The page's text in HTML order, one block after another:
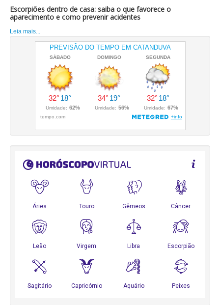
Escorpiões dentro de casa: saiba o que favorece o
aparecimento e como prevenir acidentes
Leia mais...